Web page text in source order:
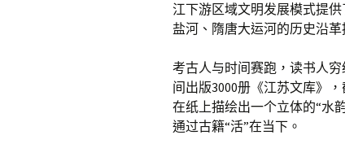
江下游区域文明发展模式提
盐河、隋唐大运河的历史沿
考古人与时间赛跑，读书人
间出版3000册《江苏文库》
在纸上描绘出一个立体的“水
通过古籍“活”在当下。